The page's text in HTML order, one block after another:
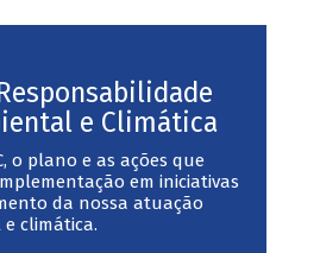
e Climática
o plano e as ações que
em iniciativas
da nossa atuação
climática.